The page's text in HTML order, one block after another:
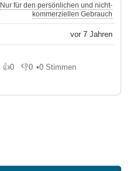
Nur für den persönlichen und nicht-
kommerziellen Gebrauch
vor 7 Jahren
👍0
Gefällt mir
👎0
Gefällt mir nicht
•0 Stimmen